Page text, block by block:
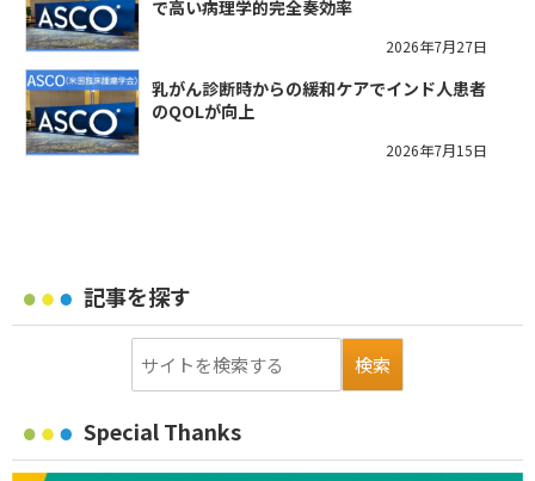
で高い病理学的完全奏効率
2026年7月27日
乳がん診断時からの緩和ケアでインド人患者
のQOLが向上
2026年7月15日
記事を探す
Special Thanks